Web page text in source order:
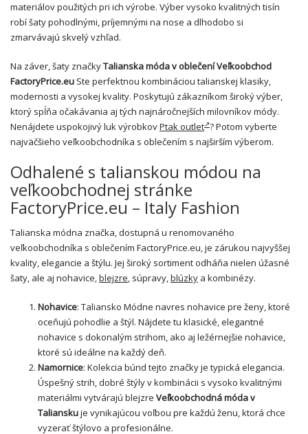
materiálov použitých pri ich výrobe. Výber vysoko kvalitných tisín
robí šaty pohodlnými, príjemnými na nose a dlhodobo si
zmarvávajú skvelý vzhľad.
Na záver, šaty značkyTalianska móda v oblečení Veľkoobchod
FactoryPrice.eu Ste perfektnou kombináciou talianskej klasiky,
modernosti a vysokej kvality. Poskytujú zákazníkom široký výber,
ktorý spĺňa očakávania aj tých najnáročnejších milovníkov módy.
Nenájdete uspokojivý luk výrobkovPtak outlet ? Potom vyberte
najväčšieho veľkoobchodníka s oblečením s najširším výberom.
Odhalené s talianskou módou na
veľkoobchodnej stránke
FactoryPrice.eu – Italy Fashion
Talianska módna značka, dostupná u renomovaného
veľkoobchodníka s oblečením FactoryPrice.eu, je zárukou najvyššej
kvality, elegancie a štýlu. Jej široký sortiment odháňa nielen úžasné
šaty, ale aj nohavice,blejzre, súpravy,blúzky a kombinézy.
Nohavice: Taliansko Módne navres nohavice pre ženy, ktoré
oceňujú pohodlie a štýl. Nájdete tu klasické,elegantné
nohavice s dokonalým strihom, ako aj ležérnejšie nohavice,
ktoré sú ideálne na každý deň.
Namornice: Kolekcia búnd tejto značky je typická elegancia.
Úspešný strih, dobré štýly v kombinácii s vysoko kvalitnými
materiálmi vytvárajú blejzre Veľkoobchodná móda v
Talianskuje vynikajúcou voľbou pre každú ženu, ktorá chce
vyzerať štýlovo a profesionálne.